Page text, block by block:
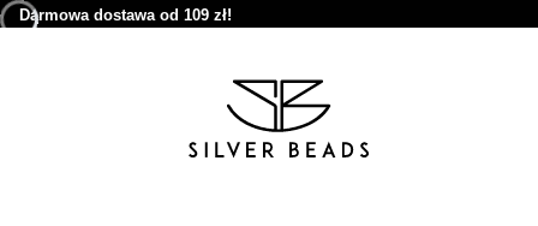
Darmowa dostawa od 109 zł!